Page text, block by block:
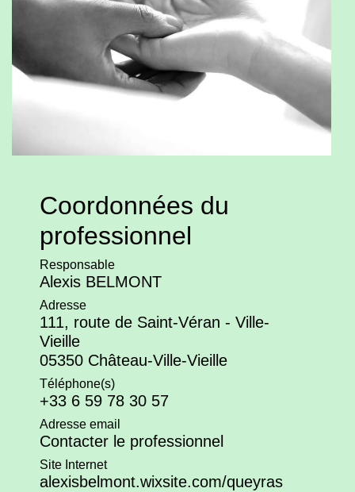
Coordonnées du
professionnel
Responsable
Alexis BELMONT
Adresse
111, route de Saint-Véran - Ville-
Vieille
05350 Château-Ville-Vieille
Téléphone(s)
+33 6 59 78 30 57
Adresse email
Contacter le professionnel
Site Internet
alexisbelmont.wixsite.com/queyras